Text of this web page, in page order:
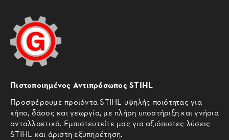
Πιστοποιημένος Αντιπρόσωπος STIHL
Προσφέρουμε προϊόντα STIHL υψηλής ποιότητας για
κήπο, δάσος και γεωργία, με πλήρη υποστήριξη και γνήσια
ανταλλακτικά. Εμπιστευτείτε μας για αξιόπιστες λύσεις
STIHL και άριστη εξυπηρέτηση.